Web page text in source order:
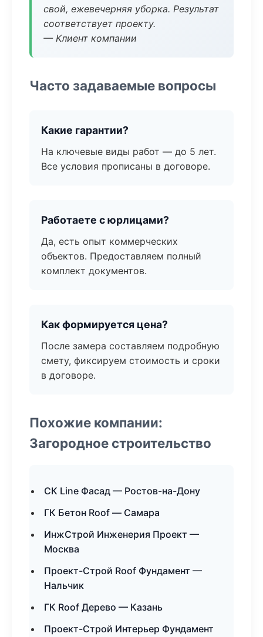
свой, ежевечерняя уборка. Результат
соответствует проекту.
— Клиент компании
Часто задаваемые вопросы
Какие гарантии?
На ключевые виды работ — до 5 лет.
Все условия прописаны в договоре.
Работаете с юрлицами?
Да, есть опыт коммерческих
объектов. Предоставляем полный
комплект документов.
Как формируется цена?
После замера составляем подробную
смету, фиксируем стоимость и сроки
в договоре.
Похожие компании:
Загородное строительство
СК Line Фасад — Ростов-на-Дону
ГК Бетон Roof — Самара
ИнжСтрой Инженерия Проект —
Москва
Проект-Строй Roof Фундамент —
Нальчик
ГК Roof Дерево — Казань
Проект-Строй Интерьер Фундамент